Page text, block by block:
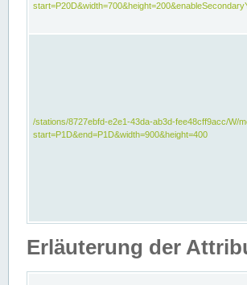
/stations/8727ebfd-e2e1-43da-ab3d-fee48cff9acc/W/
start=P1D&end=P1D&width=900&height=400
Erläuterung der